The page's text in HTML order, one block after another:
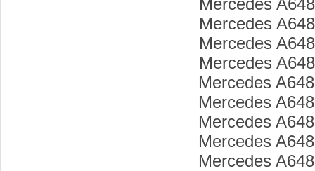
Mercedes
Mercedes
Mercedes
Mercedes
Mercedes
Mercedes
Mercedes
Mercedes
Mercedes